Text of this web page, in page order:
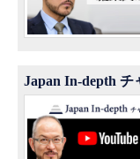
Japan In-depth チ